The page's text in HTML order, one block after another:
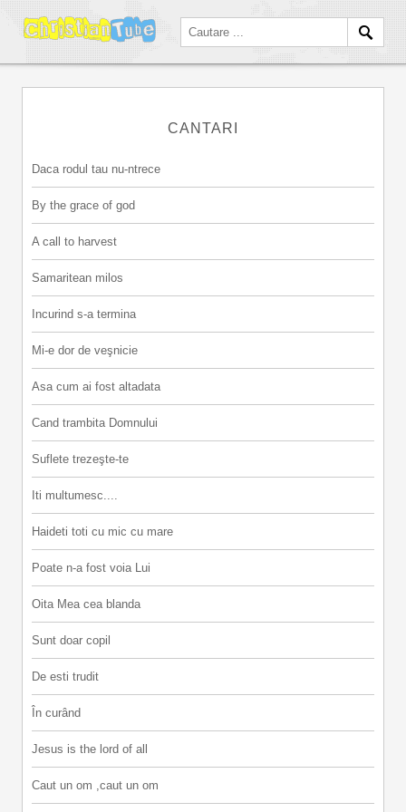
CANTARI
Daca rodul tau nu-ntrece
By the grace of god
A call to harvest
Samaritean milos
Incurind s-a termina
Mi-e dor de veşnicie
Asa cum ai fost altadata
Cand trambita Domnului
Suflete trezeşte-te
Iti multumesc....
Haideti toti cu mic cu mare
Poate n-a fost voia Lui
Oita Mea cea blanda
Sunt doar copil
De esti trudit
În curând
Jesus is the lord of all
Caut un om ,caut un om